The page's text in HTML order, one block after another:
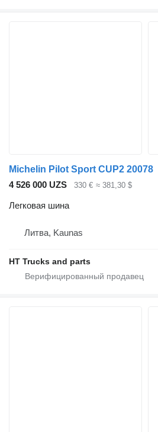
Michelin Pilot Sport CUP2 20078
4 526 000 UZS
330 € ≈ 381,30 $
Легковая шина
Литва, Kaunas
HT Trucks and parts